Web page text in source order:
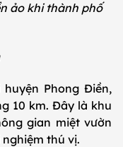
ảo khi thành phố
Phong Điền,
10 km. Đây là khu
gian miệt vườn
thú vị.